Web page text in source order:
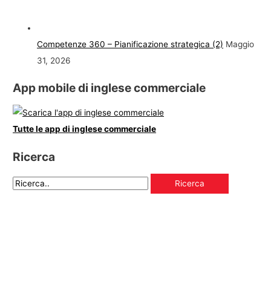
Competenze 360 – Pianificazione strategica (2) Maggio
31, 2026
App mobile di inglese commerciale
Tutte le app di inglese commerciale
Ricerca